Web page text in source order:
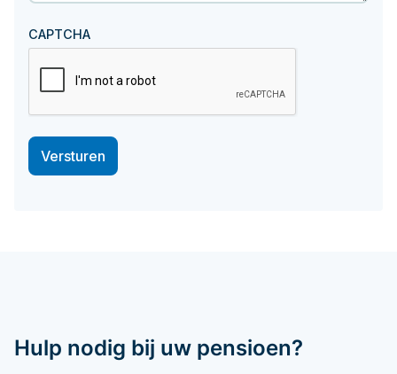
CAPTCHA
Versturen
Hulp nodig bij uw pensioen?